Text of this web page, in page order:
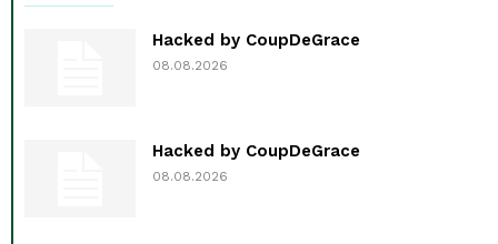
Hacked by CoupDeGrace
08.08.2026
Hacked by CoupDeGrace
08.08.2026